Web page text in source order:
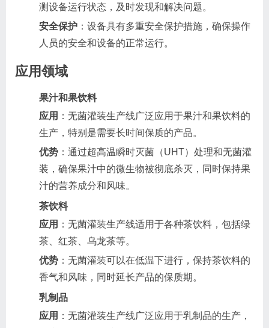
测设备运行状态，及时发现和解决问题。
安全保护 ：设备具有多重安全保护措施，确保操作
人员的安全和设备的正常运行。
应用领域
果汁和果饮料
应用 ：无菌灌装生产线广泛应用于果汁和果饮料的
生产，特别是需要长时间保质的产品。
优势 ：通过超高温瞬时灭菌（UHT）处理和无菌灌
装，确保果汁中的微生物被彻底杀灭，同时保持果
汁的营养成分和风味。
茶饮料
应用 ：无菌灌装生产线适用于各种茶饮料，包括绿
茶、红茶、乌龙茶等。
优势 ：无菌灌装可以在低温下进行，保持茶饮料的
香气和风味，同时延长产品的保质期。
乳制品
应用 ：无菌灌装生产线广泛应用于乳制品的生产，